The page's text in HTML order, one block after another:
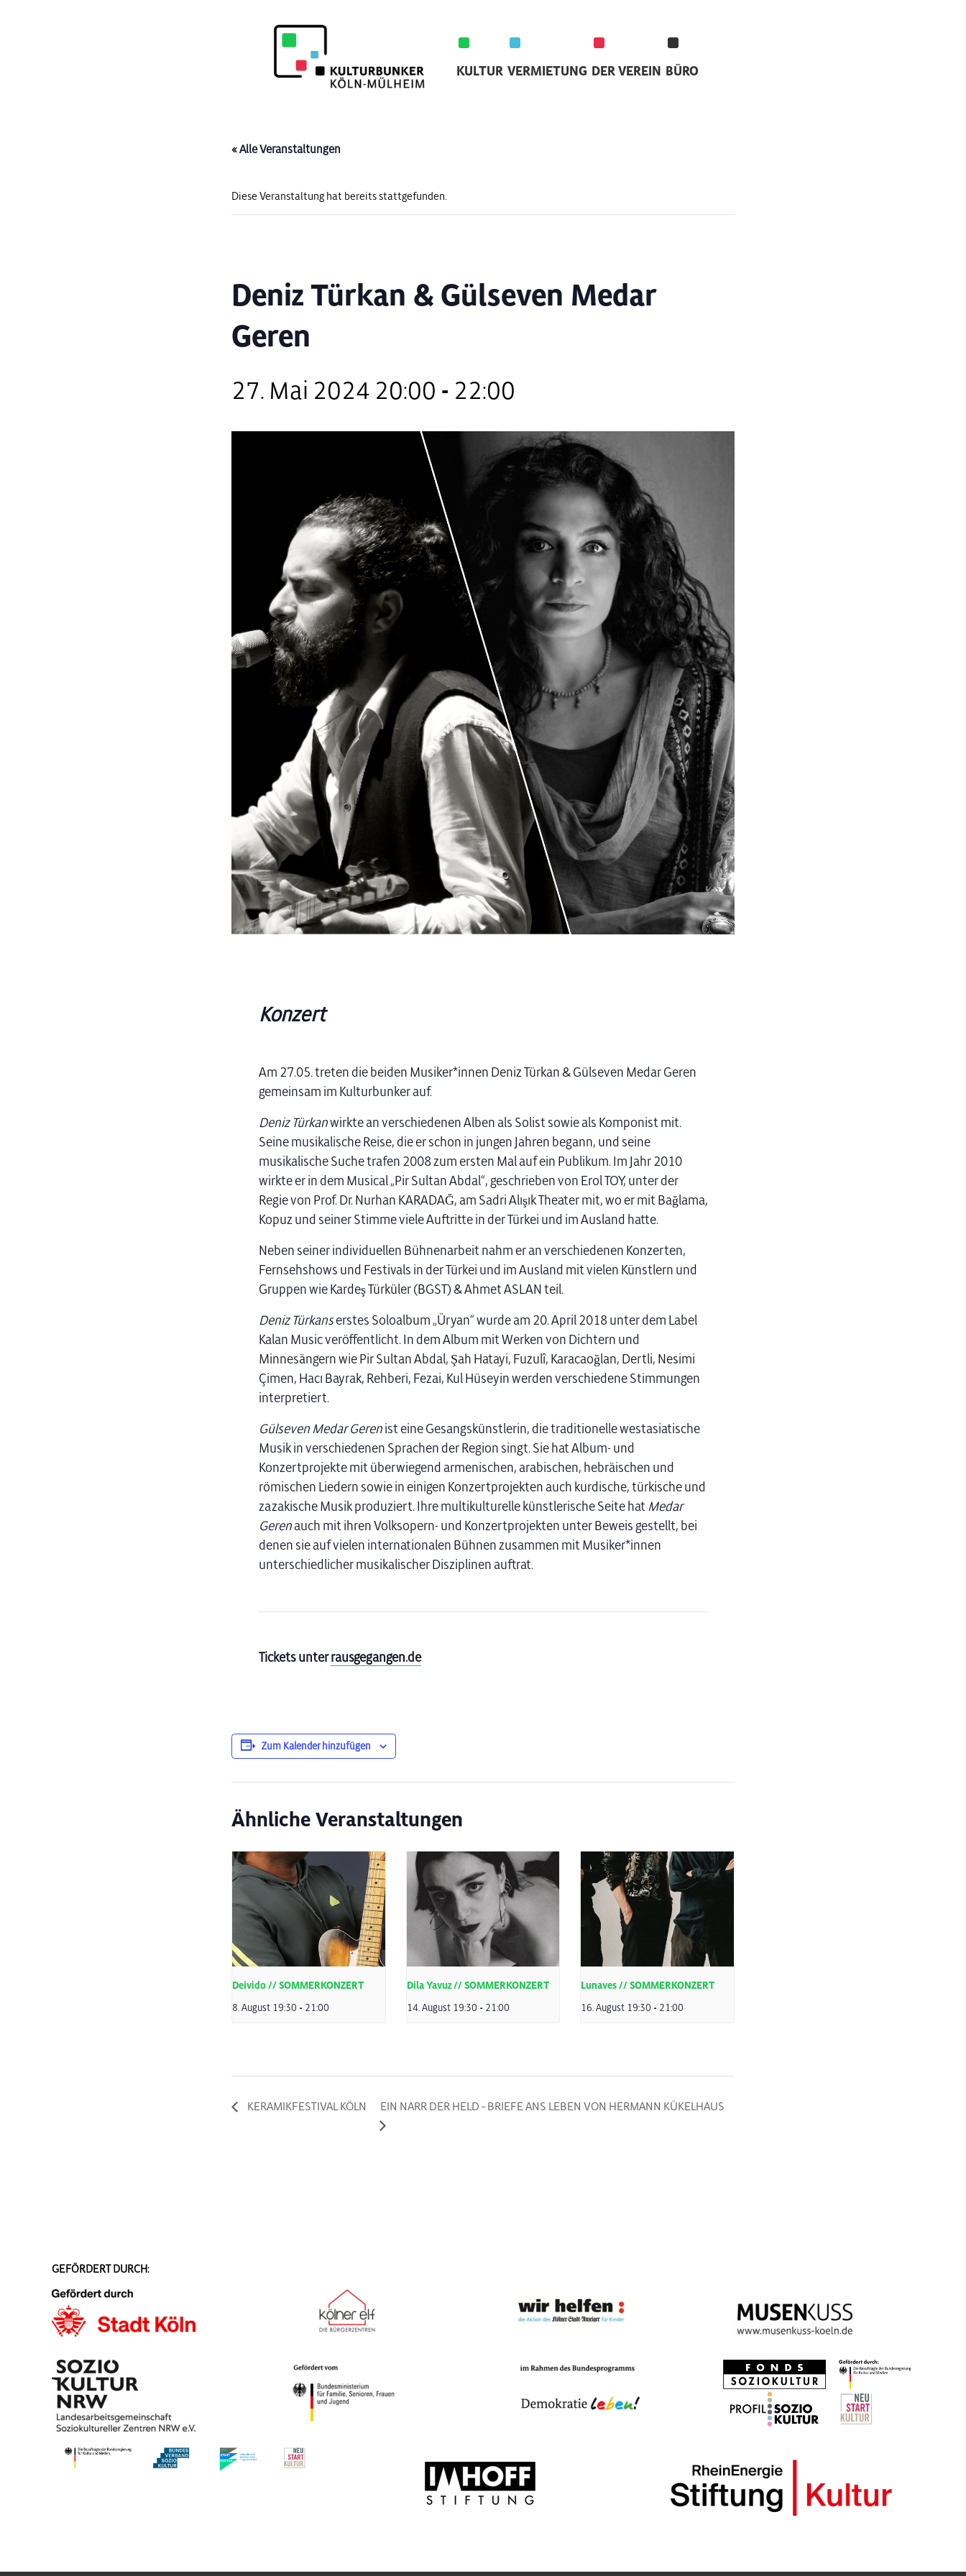
KULTUR VERMIETUNG DER VEREIN BÜRO
« Alle Veranstaltungen
Diese Veranstaltung hat bereits stattgefunden.
Deniz Türkan & Gülseven Medar
Geren
27. Mai 2024 20:00 - 22:00
Konzert
Am 27.05. treten die beiden Musiker*innen Deniz Türkan &Gülseven Medar Geren
gemeinsam im Kulturbunker auf.
Deniz Türkanwirkte an verschiedenen Alben als Solist sowie als Komponist mit.
Seine musikalische Reise, die er schon in jungen Jahren begann, und seine
musikalische Suche trafen 2008 zum ersten Mal auf ein Publikum. Im Jahr 2010
wirkte er in dem Musical „Pir Sultan Abdal“, geschrieben von Erol TOY, unter der
Regie von Prof. Dr. Nurhan KARADAĞ, am Sadri Alışık Theater mit, wo er mit Bağlama,
Kopuz und seiner Stimme viele Auftritte in der Türkei und im Ausland hatte.
Neben seiner individuellen Bühnenarbeit nahm er an verschiedenen Konzerten,
Fernsehshows und Festivals in der Türkei und im Ausland mit vielen Künstlern und
Gruppen wie Kardeş Türküler (BGST) & Ahmet ASLAN teil.
Deniz Türkanserstes Soloalbum „Üryan“ wurde am 20. April 2018 unter dem Label
Kalan Music veröffentlicht. In dem Album mit Werken von Dichtern und
Minnesängern wie Pir Sultan Abdal, Şah Hatayi, Fuzulî, Karacaoğlan, Dertli, Nesimi
Çimen, Hacı Bayrak, Rehberi, Fezai, Kul Hüseyin werden verschiedene Stimmungen
interpretiert.
Gülseven Medar Gerenist eine Gesangskünstlerin, die traditionelle westasiatische
Musik in verschiedenen Sprachen der Region singt. Sie hat Album- und
Konzertprojekte mit überwiegend armenischen, arabischen, hebräischen und
römischen Liedern sowie in einigen Konzertprojekten auch kurdische, türkische und
zazakische Musik produziert. Ihre multikulturelle künstlerische Seite hat Medar
Gerenauch mit ihren Volksopern- und Konzertprojekten unter Beweis gestellt, bei
denen sie auf vielen internationalen Bühnen zusammen mit Musiker*innen
unterschiedlicher musikalischer Disziplinen auftrat.
Tickets unterrausgegangen.de
Zum Kalender hinzufügen
Ähnliche Veranstaltungen
Deivido // SOMMERKONZERT
8. August 19:30 - 21:00
Dila Yavuz // SOMMERKONZERT
14. August 19:30 - 21:00
Lunaves // SOMMERKONZERT
16. August 19:30 - 21:00
KERAMIKFESTIVAL KÖLN EIN NARR DER HELD – BRIEFE ANS LEBEN VON HERMANN KÜKELHAUS
GEFÖRDERT DURCH: